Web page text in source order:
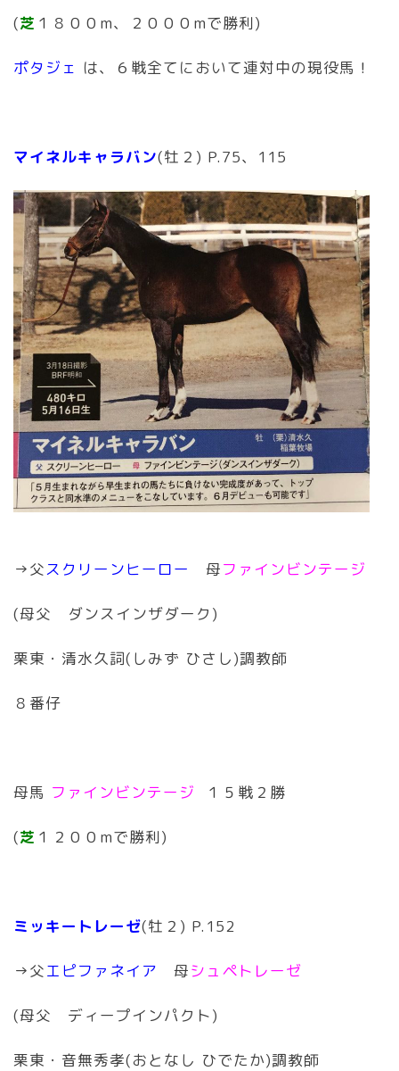
(芝 １８００m、２０００mで勝利)
ポタジェ は、６戦全てにおいて連対中の現役馬！
マイネルキャラバン(牡２) P.75、115
→父スクリーンヒーロー 母ファインビンテージ
(母父 ダンスインザダーク)
栗東・清水久詞(しみず ひさし)調教師
８番仔
母馬 ファインビンテージ １５戦２勝
(芝 １２００mで勝利)
ミッキートレーゼ(牡２) P.152
→父エピファネイア 母シュペトレーゼ
(母父 ディープインパクト)
栗東・音無秀孝(おとなし ひでたか)調教師